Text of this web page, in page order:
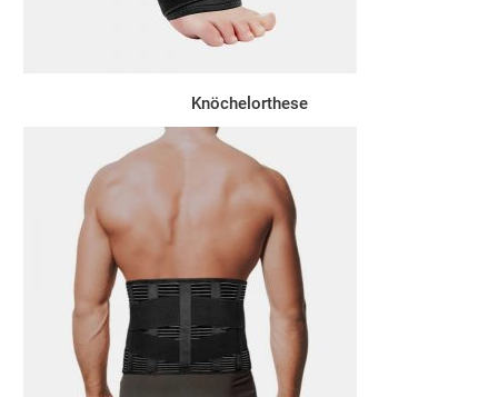
Knöchelorthese